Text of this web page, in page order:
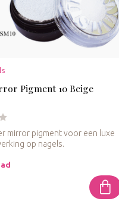
Pigment 10 Beige
mirror pigment voor een luxe
op nagels.